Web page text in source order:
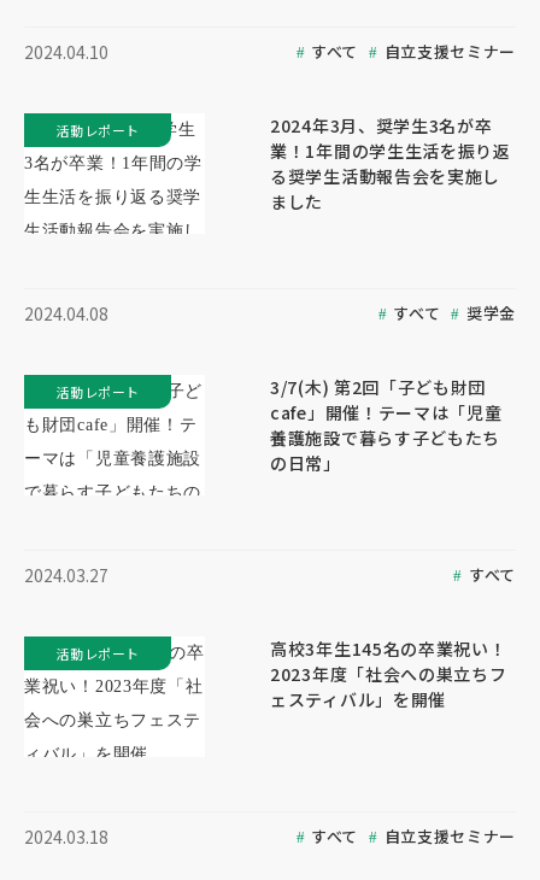
2024.04.10 すべて 自立支援セミナー
2024年3月、奨学生3名が卒
業！1年間の学生生活を振り返
る奨学生活動報告会を実施し
ました
2024.04.08 すべて 奨学金
活動レポート
3/7(木) 第2回「子ども財団
cafe」開催！テーマは「児童
養護施設で暮らす子どもたち
の日常」
2024.03.27 すべて
活動レポート
高校3年生145名の卒業祝い！
2023年度「社会への巣立ちフ
ェスティバル」を開催
2024.03.18 すべて 自立支援セミナー
活動レポート